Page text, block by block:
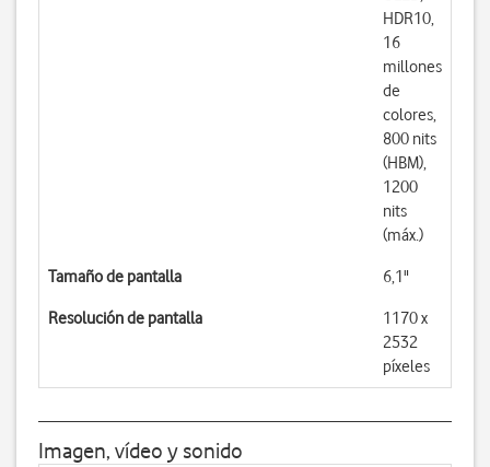
HDR10,
16
millones
de
colores,
800 nits
(HBM),
1200
nits
(máx.)
Tamaño de pantalla 6,1"
Resolución de pantalla
1170 x
2532
píxeles
Imagen, vídeo y sonido